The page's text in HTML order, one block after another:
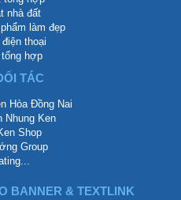
nhà đất
làm đẹp
thoại
hợp
TÁC
Hòa Đồng Nai
Nhung Ken
Shop
Group
BANNER & TEXTLINK